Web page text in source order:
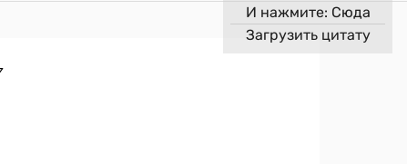
И нажмите: Сюда
Загрузить цитату